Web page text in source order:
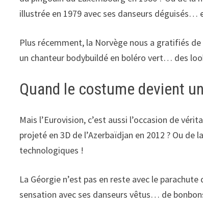
illustrée en 1979 avec ses danseurs déguisés…
Plus récemment, la Norvège nous a gratifiés
un chanteur bodybuildé en boléro vert… des
Quand le costume devient
Mais l’Eurovision, c’est aussi l’occasion de
projeté en 3D de l’Azerbaïdjan en 2012 ? Ou
technologiques !
La Géorgie n’est pas en reste avec le
sensation avec ses danseurs vêtus… de